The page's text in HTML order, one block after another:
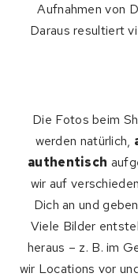
Aufnahmen von
Daraus resultiert
Die Fotos beim
werden natürlich,
authentisch
wir auf
Dich an und
Viele Bilder
heraus – z. B. im
wir Locations vor